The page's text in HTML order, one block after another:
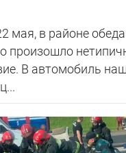
мая, в районе
произошло
В автомобиль